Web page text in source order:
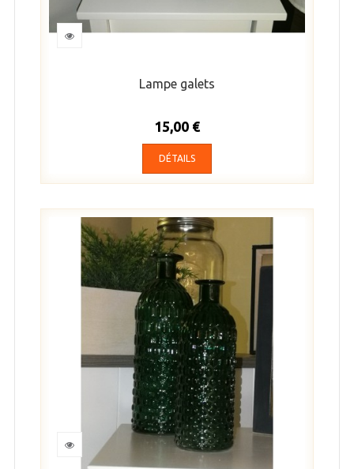
Lampe galets
15,00 €
DÉTAILS